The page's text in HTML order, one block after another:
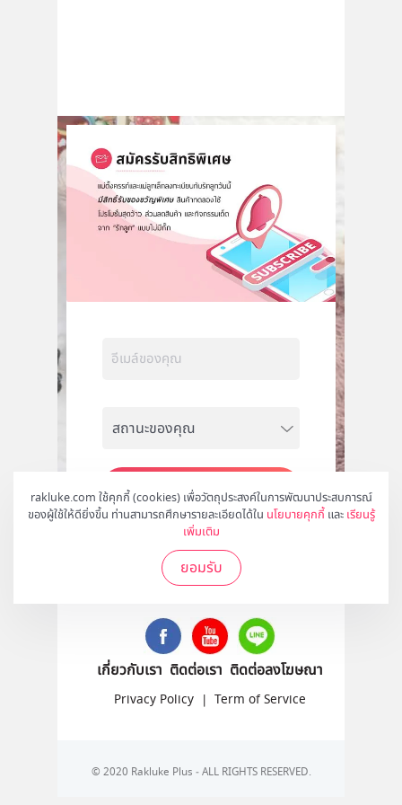
rakluke.com ใช้คุกกี้ (cookies) เพื่อวัตถุประสงค์ในการพัฒนาประสบการณ์
ของผู้ใช้ให้ดียิ่งขึ้น ท่านสามารถศึกษารายละเอียดได้ใน นโยบายคุกกี้ และ เรียนรู้
เพิ่มเติม
ยอมรับ
สมัคร
ติดตามเราได้ที่
เกี่ยวกับเรา ติดต่อเรา ติดต่อลงโฆษณา
Privacy Policy | Term of Service
© 2020 Rakluke Plus - ALL RIGHTS RESERVED.